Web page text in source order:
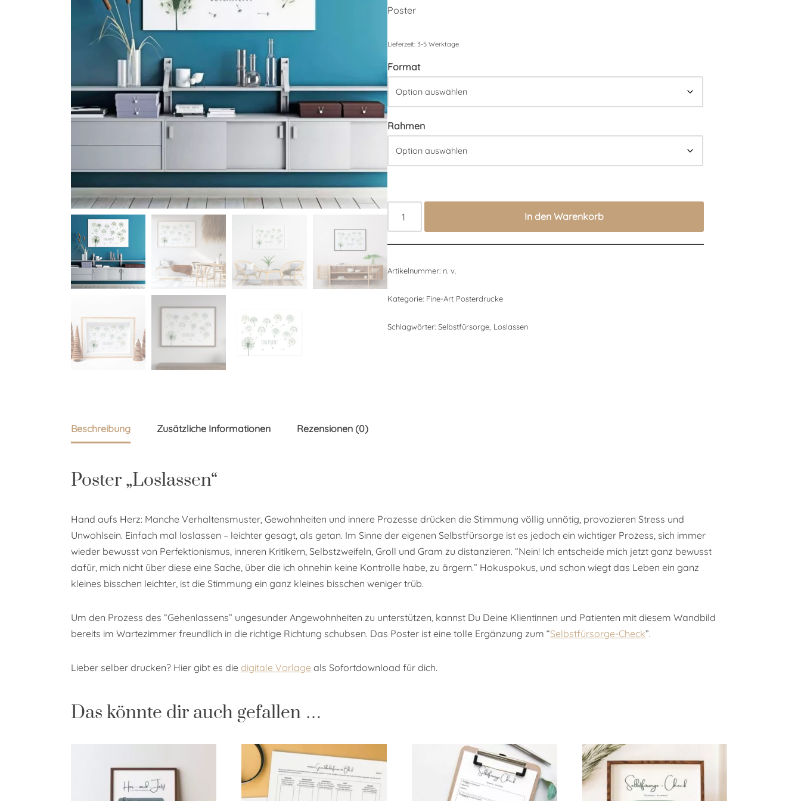
Poster
Lieferzeit: 3-5 Werktage
Format
Rahmen
In den Warenkorb
Artikelnummer: n. v.
Kategorie: Fine-Art Posterdrucke
Schlagwörter: Selbstfürsorge, Loslassen
Beschreibung Zusätzliche Informationen Rezensionen (0)
Poster „Loslassen“
Hand aufs Herz: Manche Verhaltensmuster, Gewohnheiten und innere Prozesse drücken die Stimmung völlig unnötig, provozieren Stress und
Unwohlsein. Einfach mal loslassen – leichter gesagt, als getan. Im Sinne der eigenen Selbstfürsorge ist es jedoch ein wichtiger Prozess, sich immer
wieder bewusst von Perfektionismus, inneren Kritikern, Selbstzweifeln, Groll und Gram zu distanzieren. “Nein! Ich entscheide mich jetzt ganz bewusst
dafür, mich nicht über diese eine Sache, über die ich ohnehin keine Kontrolle habe, zu ärgern.” Hokuspokus, und schon wiegt das Leben ein ganz
kleines bisschen leichter, ist die Stimmung ein ganz kleines bisschen weniger trüb.
Um den Prozess des “Gehenlassens” ungesunder Angewohnheiten zu unterstützen, kannst Du Deine Klientinnen und Patienten mit diesem Wandbild
bereits im Wartezimmer freundlich in die richtige Richtung schubsen. Das Poster ist eine tolle Ergänzung zum “Selbstfürsorge-Check”.
Lieber selber drucken? Hier gibt es die digitale Vorlage als Sofortdownload für dich.
Das könnte dir auch gefallen …